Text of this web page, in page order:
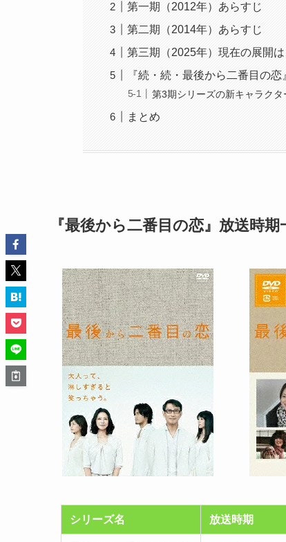
第一期（2012年）あらすじ
第二期（2014年）あらすじ
第三期（2025年）現在の展開
『続・続・最後から二番目の
第3期シリーズの新キャラクタ
まとめ
『最後から二番目の恋』放送時期
シリーズ名 放送時期